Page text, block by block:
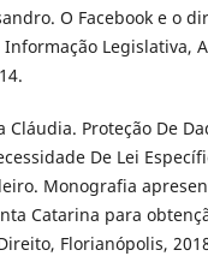
O Facebook e o
Legislativa,
Cláudia. Proteção De
De Lei
Monografia
Catarina para
Florianópolis,